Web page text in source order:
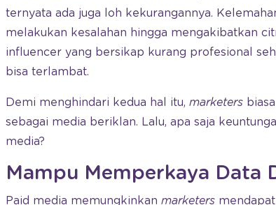
ternyata ada juga loh kekurangannya.
melakukan kesalahan hingga mengakibatkan
influencer yang bersikap kurang profesional
bisa terlambat.
Demi menghindari kedua hal itu, marketers
sebagai media beriklan. Lalu, apa saja
media?
Mampu Memperkaya Data
Paid media memungkinkan marketers